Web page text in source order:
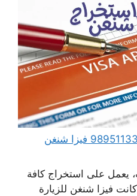
مكتب استخراج فيزا شنغن 98951133 فيزا شنغن
يعمل على استخراج كافة
فيزا شنغن للزيارة